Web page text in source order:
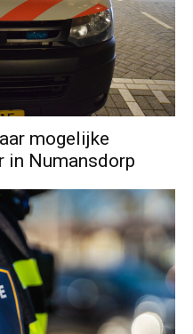
mogelijke
in Numansdorp